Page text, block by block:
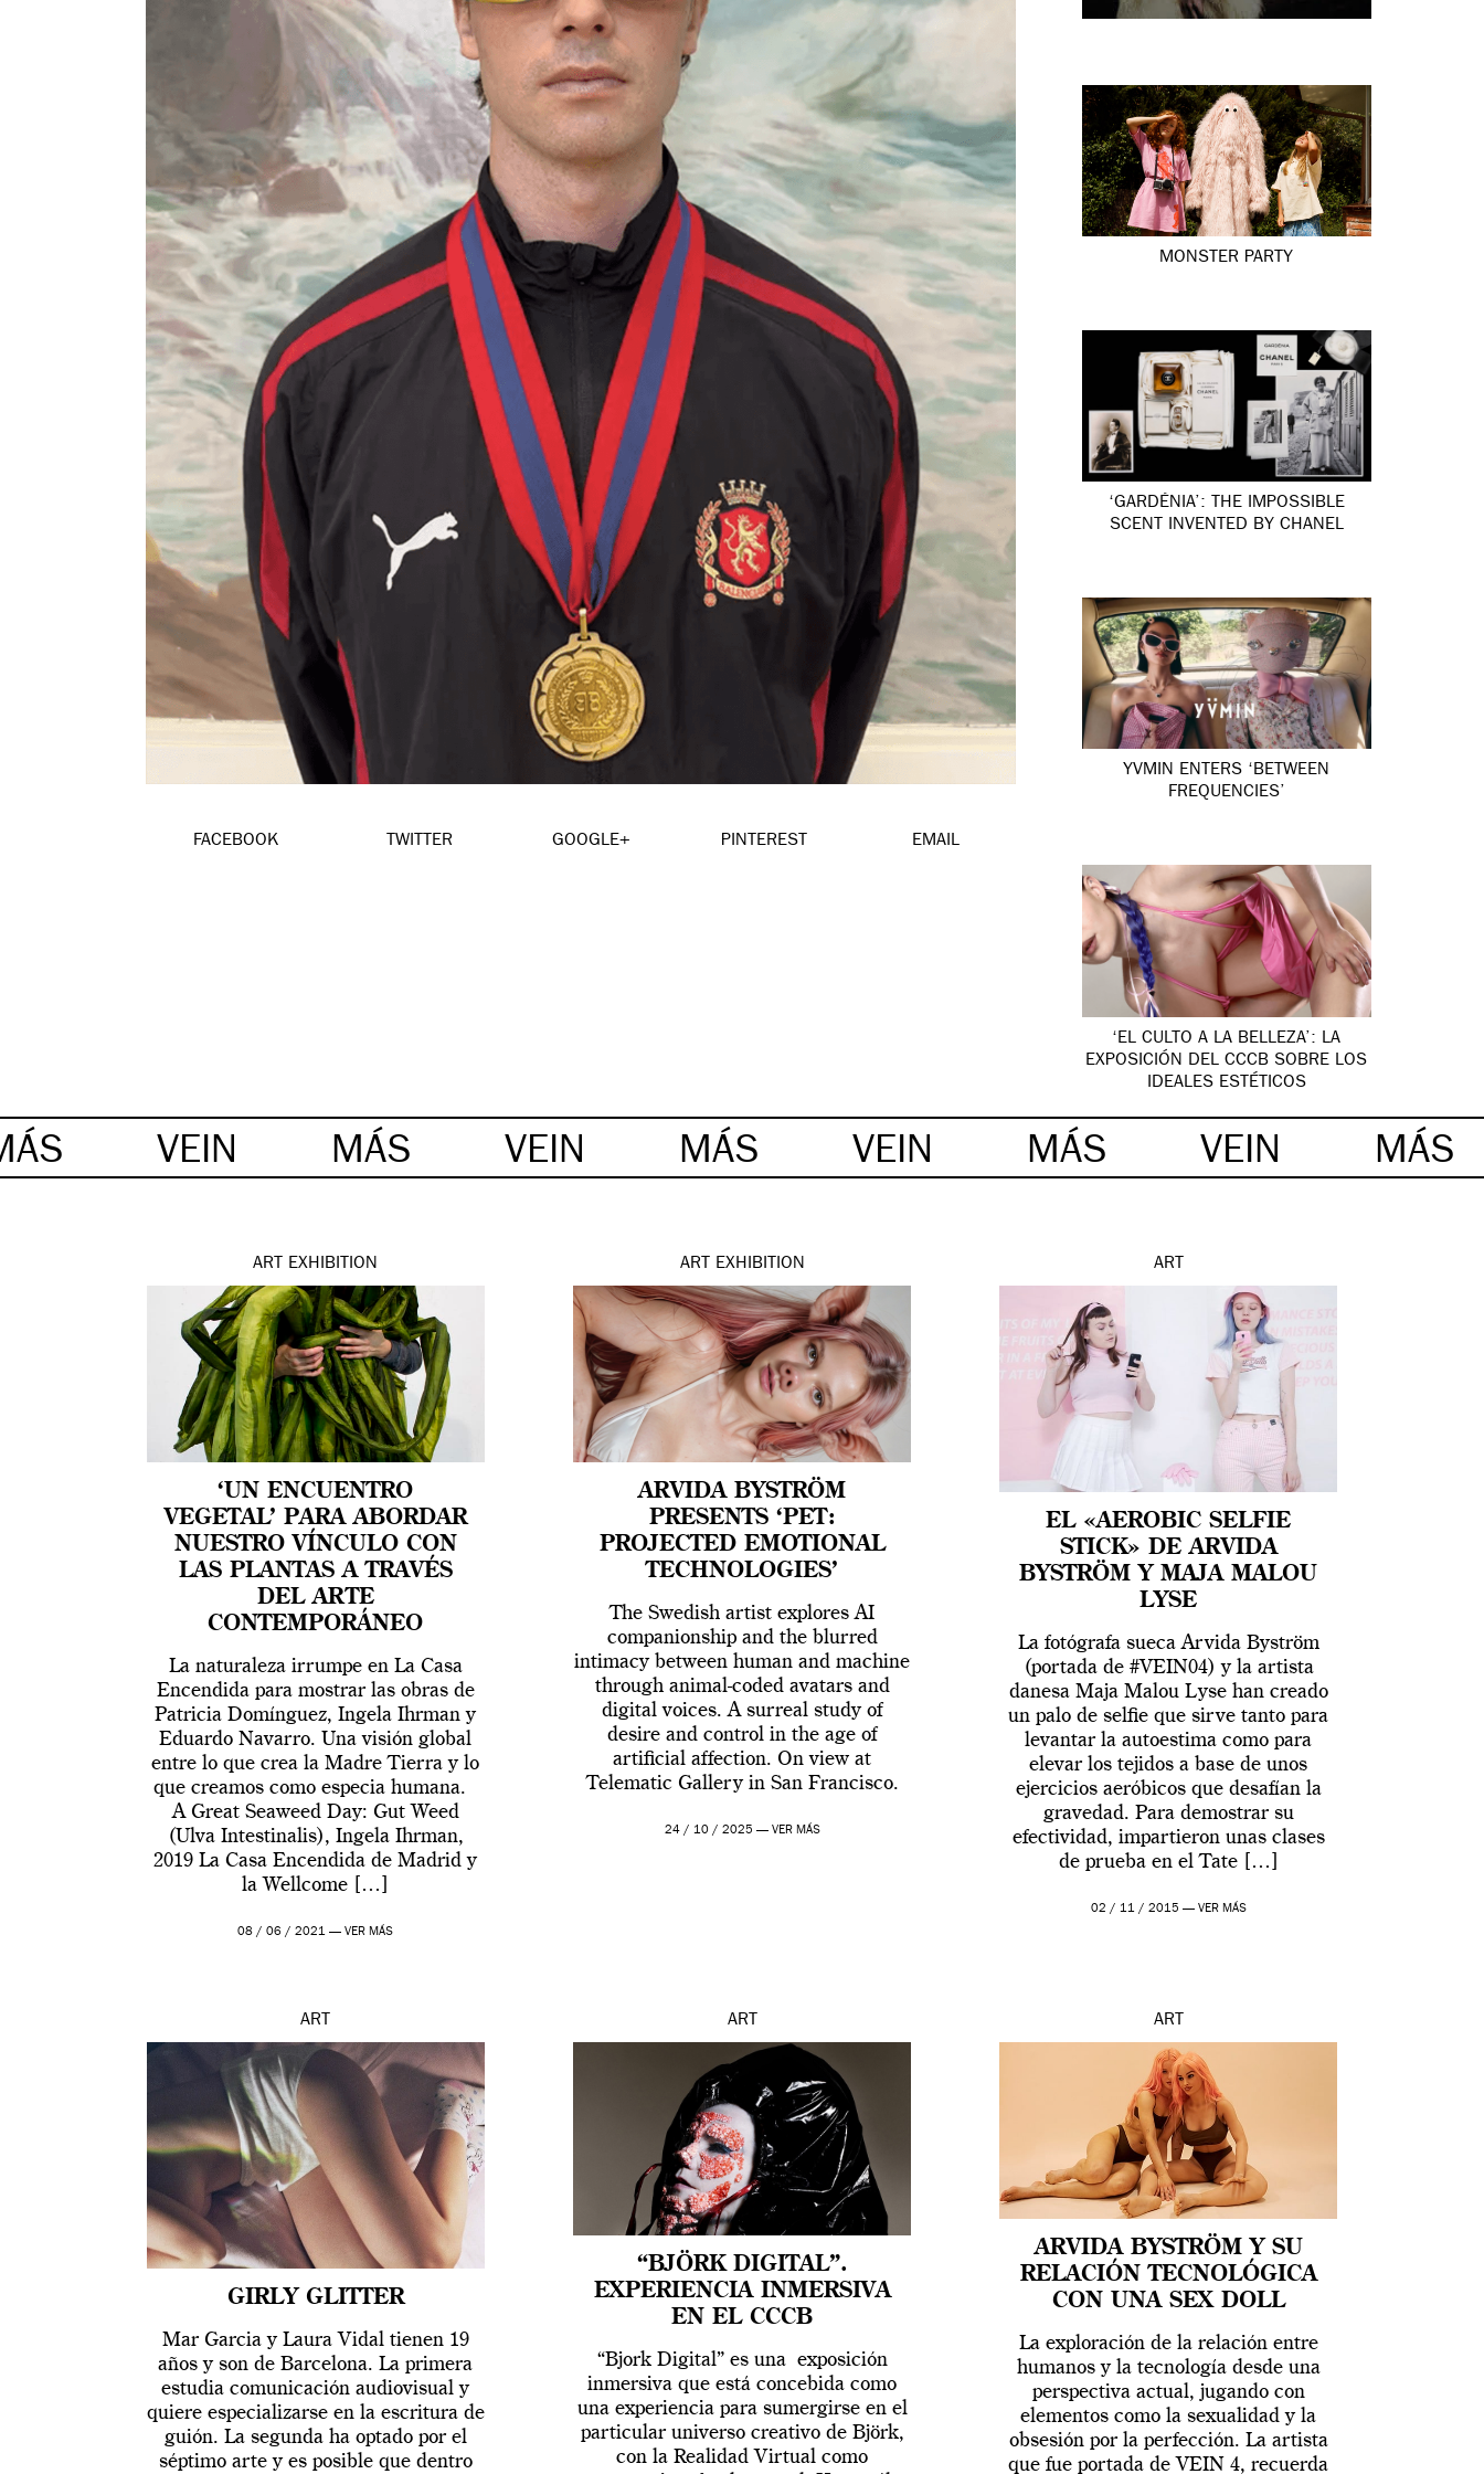
FACEBOOK TWITTER GOOGLE+ PINTEREST EMAIL
MONSTER PARTY
‘GARDÉNIA’: THE IMPOSSIBLE
SCENT INVENTED BY CHANEL
YVMIN ENTERS ‘BETWEEN
FREQUENCIES’
‘EL CULTO A LA BELLEZA’: LA
EXPOSICIÓN DEL CCCB SOBRE LOS
IDEALES ESTÉTICOS
VEIN MÁS VEIN MÁS VEIN MÁS VEIN MÁS
ART EXHIBITION
‘UN ENCUENTRO
VEGETAL’ PARA ABORDAR
NUESTRO VÍNCULO CON
LAS PLANTAS A TRAVÉS
DEL ARTE
CONTEMPORÁNEO
La naturaleza irrumpe en La Casa
Encendida para mostrar las obras de
Patricia Domínguez, Ingela Ihrman y
Eduardo Navarro. Una visión global
entre lo que crea la Madre Tierra y lo
que creamos como especia humana.
A Great Seaweed Day: Gut Weed
(Ulva Intestinalis), Ingela Ihrman,
2019 La Casa Encendida de Madrid y
la Wellcome […]
08 / 06 / 2021 —VER MÁS
ART EXHIBITION
ARVIDA BYSTRÖM
PRESENTS ‘PET:
PROJECTED EMOTIONAL
TECHNOLOGIES’
The Swedish artist explores AI
companionship and the blurred
intimacy between human and machine
through animal-coded avatars and
digital voices. A surreal study of
desire and control in the age of
artificial affection. On view at
Telematic Gallery in San Francisco.
24 / 10 / 2025 — VER MÁS
ART
EL «AEROBIC SELFIE
STICK» DE ARVIDA
BYSTRÖM Y MAJA MALOU
LYSE
La fotógrafa sueca Arvida Byström
(portada de #VEIN04) y la artista
danesa Maja Malou Lyse han creado
un palo de selfie que sirve tanto para
levantar la autoestima como para
elevar los tejidos a base de unos
ejercicios aeróbicos que desafían la
gravedad. Para demostrar su
efectividad, impartieron unas clases
de prueba en el Tate […]
02 / 11 / 2015 — VER MÁS
ART
GIRLY GLITTER
Mar Garcia y Laura Vidal tienen 19
años y son de Barcelona. La primera
estudia comunicación audiovisual y
quiere especializarse en la escritura de
guión. La segunda ha optado por el
séptimo arte y es posible que dentro
ART
“BJÖRK DIGITAL”.
EXPERIENCIA INMERSIVA
EN EL CCCB
“Bjork Digital” es una exposición
inmersiva que está concebida como
una experiencia para sumergirse en el
particular universo creativo de Björk,
con la Realidad Virtual como
ART
ARVIDA BYSTRÖM Y SU
RELACIÓN TECNOLÓGICA
CON UNA SEX DOLL
La exploración de la relación entre
humanos y la tecnología desde una
perspectiva actual, jugando con
elementos como la sexualidad y la
obsesión por la perfección. La artista
que fue portada de VEIN 4, recuerda